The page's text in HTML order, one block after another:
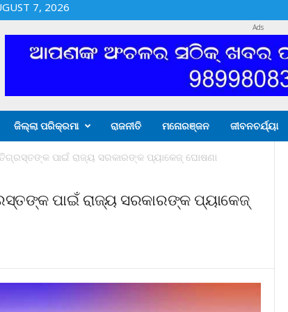
7, 2026
Ads
ଜିଲ୍ଲା ପରିକ୍ରମା ରାଜନୀତି ମନୋରଞ୍ଜନ ଜୀବନଚର୍ଯ୍ୟା
ପାଇଁ ରାଜ୍ୟ ସରକାରଙ୍କ ପ୍ୟାକେଜ୍ ଘୋଷଣା
ପାଇଁ ରାଜ୍ୟ ସରକାରଙ୍କ ପ୍ୟାକେଜ୍